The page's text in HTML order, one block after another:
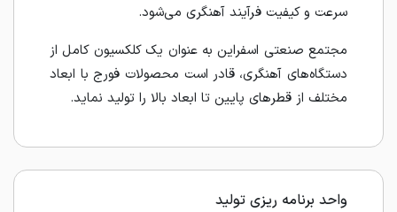
سرعت و کیفیت فرآیند آهنگری می‌شود.
مجتمع صنعتی اسفراین به عنوان یک کلکسیون کامل از
دستگاه‌های آهنگری، قادر است محصولات فورج با ابعاد
مختلف از قطرهای پایین تا ابعاد بالا را تولید نماید.
واحد برنامه ریزی تولید